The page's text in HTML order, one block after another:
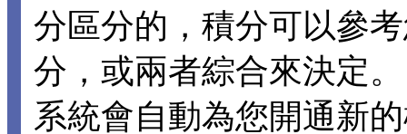
分區分的，積分可以參
分，或兩者綜合來決定
系統會自動為您開通新